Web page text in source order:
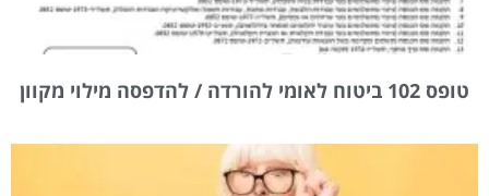
טופס 102 ביטוח לאומי להורדה / להדפסה מילוי מקוון